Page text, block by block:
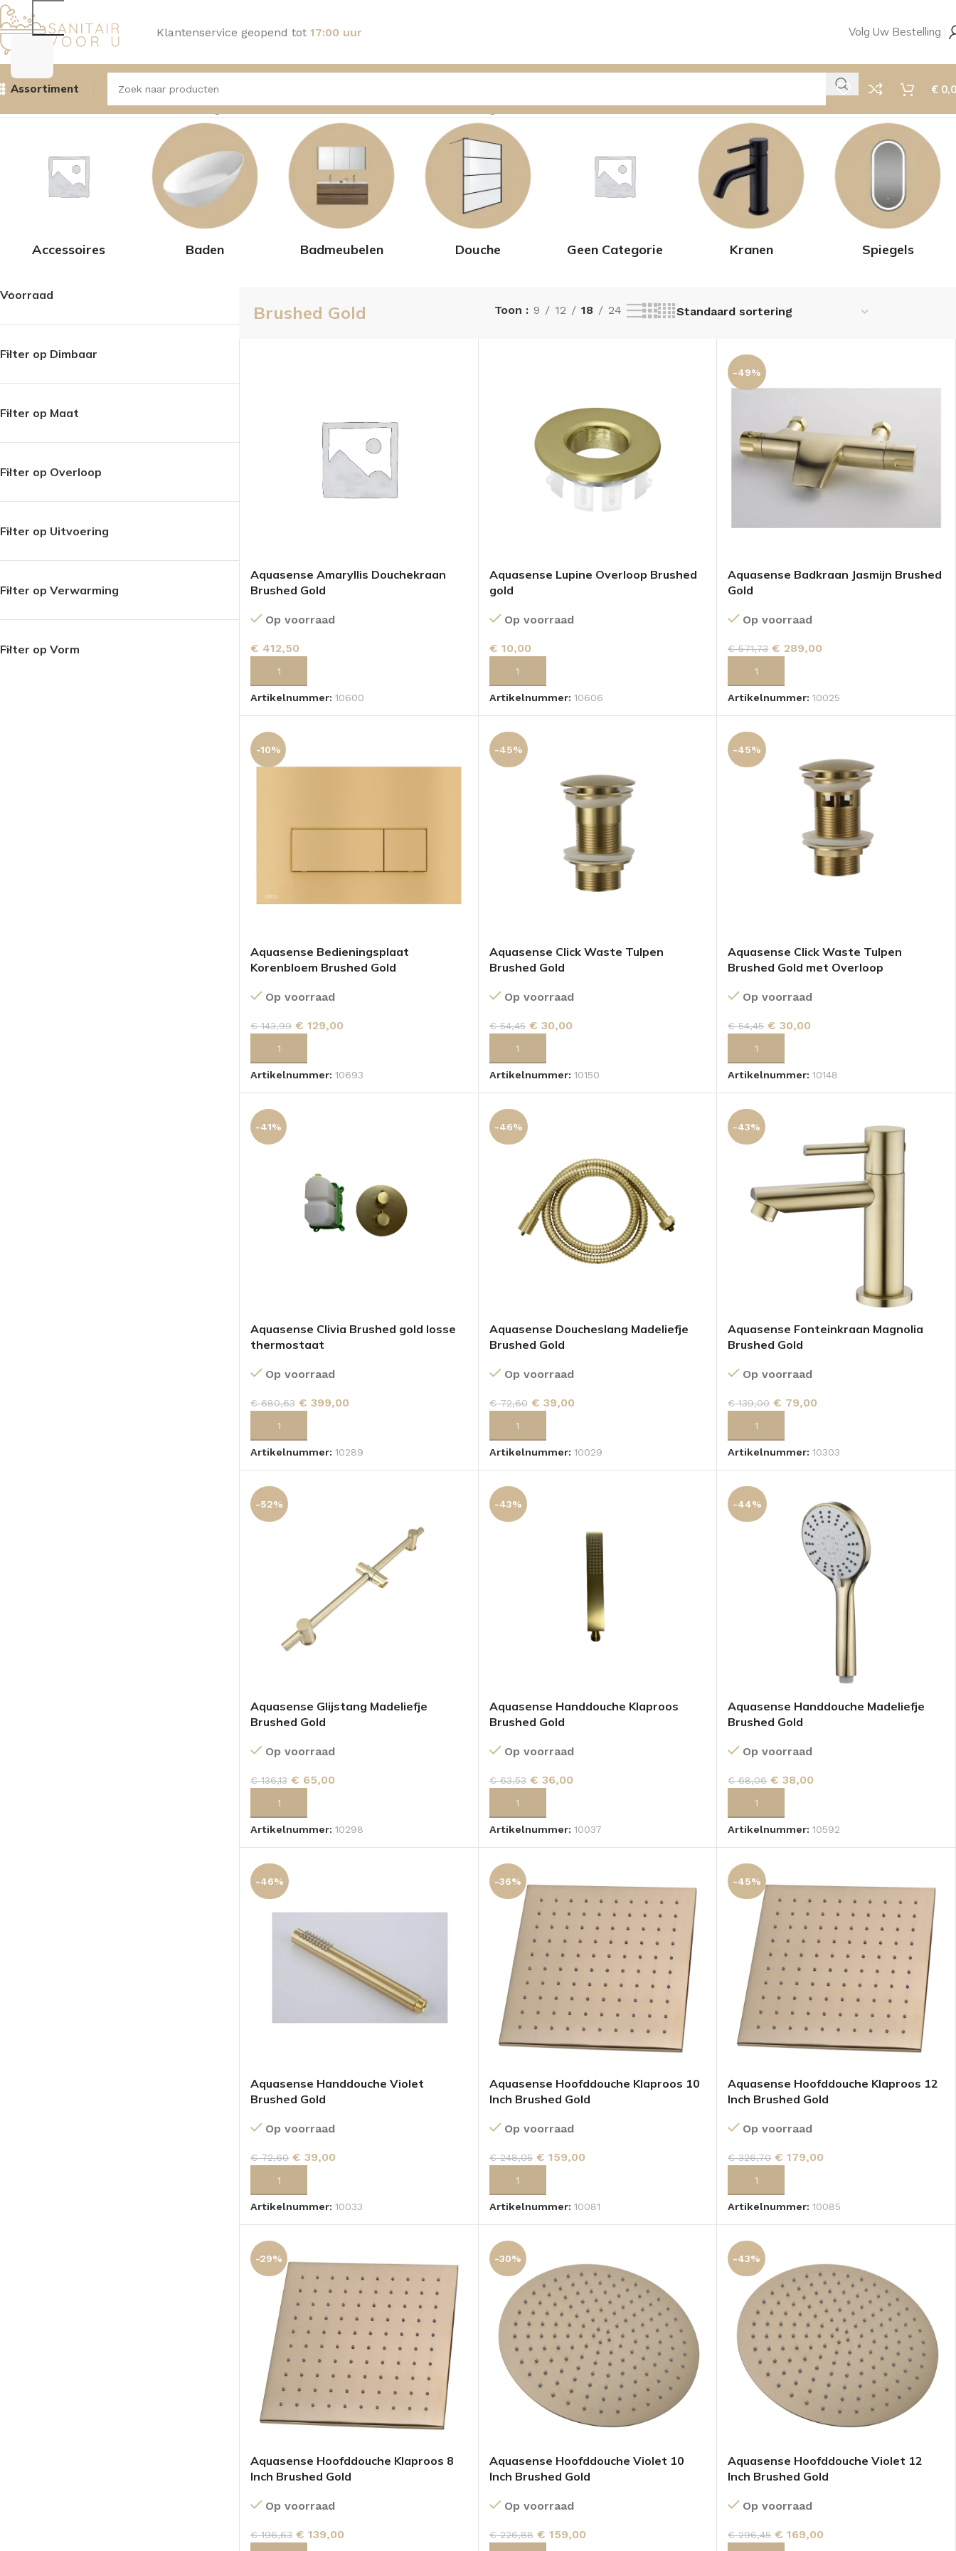
Klantenservice geopend tot 17:00 uur Volg Uw Bestelling
Assortiment
BADMEUBELSETS ONDERKASTEN KOLOMKASTEN FONTEINKASTEN SPIEGELKASTEN
€
Product Kleur Brushed Gold Pagina 2Resultaat 19–36 van de 63 resultaten wordt getoond
Accessoires Baden Badmeubelen Douche Geen Categorie Kranen Spiegels
Voorraad
Filter op Dimbaar
Filter op Maat
Filter op Overloop
Filter op Uitvoering
Filter op Verwarming
Filter op Vorm
Brushed Gold Toon 9 12 18 24
Aquasense Amaryllis Douchekraan
Brushed Gold
Op voorraad
€ 412,50
TOEVOEGEN AAN WINKELWAGEN
Artikelnummer: 10600
Aquasense Lupine Overloop Brushed
gold
Op voorraad
€ 10,00
TOEVOEGEN AAN WINKELWAGEN
Artikelnummer: 10606
-49%
Aquasense Badkraan Jasmijn Brushed
Gold
Op voorraad
€571,73 € 289,00
TOEVOEGEN AAN WINKELWAGEN
Artikelnummer:10025
-10%
Aquasense Bedieningsplaat
Korenbloem Brushed Gold
Op voorraad
€143,99 € 129,00
TOEVOEGEN AAN WINKELWAGEN
Artikelnummer: 10693
-45%
Aquasense Click Waste Tulpen
Brushed Gold
Op voorraad
€54,45 € 30,00
TOEVOEGEN AAN WINKELWAGEN
Artikelnummer: 10150
-45%
Aquasense Click Waste Tulpen
Brushed Gold met Overloop
Op voorraad
€54,45 € 30,00
TOEVOEGEN AAN WINKELWAGEN
Artikelnummer:10148
-41%
Aquasense Clivia Brushed gold losse
thermostaat
Op voorraad
€680,63 € 399,00
TOEVOEGEN AAN WINKELWAGEN
Artikelnummer: 10289
-46%
Aquasense Doucheslang Madeliefje
Brushed Gold
Op voorraad
€72,60 € 39,00
TOEVOEGEN AAN WINKELWAGEN
Artikelnummer: 10029
-43%
Aquasense Fonteinkraan Magnolia
Brushed Gold
Op voorraad
€139,00 € 79,00
TOEVOEGEN AAN WINKELWAGEN
Artikelnummer:10303
-52%
Aquasense Glijstang Madeliefje
Brushed Gold
Op voorraad
€136,13 € 65,00
TOEVOEGEN AAN WINKELWAGEN
Artikelnummer: 10298
-43%
Aquasense Handdouche Klaproos
Brushed Gold
Op voorraad
€63,53 € 36,00
TOEVOEGEN AAN WINKELWAGEN
Artikelnummer: 10037
-44%
Aquasense Handdouche Madeliefje
Brushed Gold
Op voorraad
€68,06 € 38,00
TOEVOEGEN AAN WINKELWAGEN
Artikelnummer:10592
-46%
Aquasense Handdouche Violet
Brushed Gold
Op voorraad
€72,60 € 39,00
TOEVOEGEN AAN WINKELWAGEN
Artikelnummer: 10033
-36%
Aquasense Hoofddouche Klaproos 10
Inch Brushed Gold
Op voorraad
€248,05 € 159,00
TOEVOEGEN AAN WINKELWAGEN
Artikelnummer: 10081
-45%
Aquasense Hoofddouche Klaproos 12
Inch Brushed Gold
Op voorraad
€326,70 € 179,00
TOEVOEGEN AAN WINKELWAGEN
Artikelnummer:10085
-29%
Aquasense Hoofddouche Klaproos 8
Inch Brushed Gold
Op voorraad
€196,63 € 139,00
-30%
Aquasense Hoofddouche Violet 10
Inch Brushed Gold
Op voorraad
€226,88 € 159,00
-43%
Aquasense Hoofddouche Violet 12
Inch Brushed Gold
Op voorraad
€296,45 € 169,00